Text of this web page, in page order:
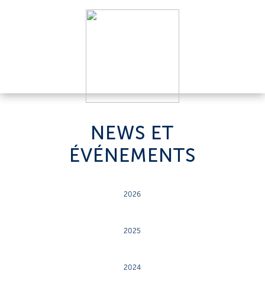
NEWS ET
ÉVÉNEMENTS
2026
2025
2024